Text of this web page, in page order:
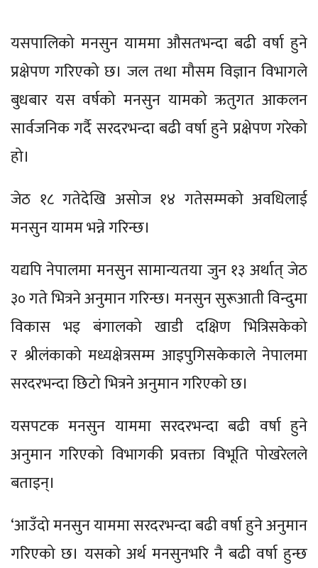
यसपालिको मनसुन याममा औसतभन्दा बढी वर्षा हुने
प्रक्षेपण गरिएको छ। जल तथा मौसम विज्ञान विभागले
बुधबार यस वर्षको मनसुन यामको ऋतुगत आकलन
सार्वजनिक गर्दै सरदरभन्दा बढी वर्षा हुने प्रक्षेपण गरेको
हो।
जेठ १८ गतेदेखि असोज १४ गतेसम्मको अवधिलाई
मनसुन यामम भन्ने गरिन्छ।
यद्यपि नेपालमा मनसुन सामान्यतया जुन १३ अर्थात् जेठ
३० गते भित्रने अनुमान गरिन्छ। मनसुन सुरूआती विन्दुमा
विकास भइ बंगालको खाडी दक्षिण भित्रिसकेको
र श्रीलंकाको मध्यक्षेत्रसम्म आइपुगिसकेकाले नेपालमा
सरदरभन्दा छिटो भित्रने अनुमान गरिएको छ।
यसपटक मनसुन याममा सरदरभन्दा बढी वर्षा हुने
अनुमान गरिएको विभागकी प्रवक्ता विभूति पोखरेलले
बताइन्।
‘आउँदो मनसुन याममा सरदरभन्दा बढी वर्षा हुने अनुमान
गरिएको छ। यसको अर्थ मनसुनभरि नै बढी वर्षा हुन्छ